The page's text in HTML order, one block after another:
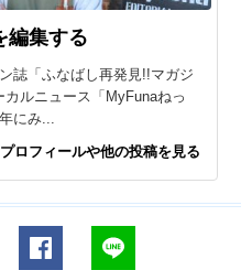
編集する
誌「ふなばし再発見!!マガジ
ルニュース「MyFunaねっ
にみ...
ロフィールや他の投稿を見る